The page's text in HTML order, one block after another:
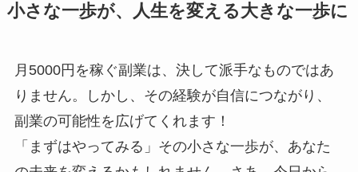
小さな一歩が、人生を変える大きな一歩に
月5000円を稼ぐ副業は、決して派手なものではあ
りません。しかし、その経験が自信につながり、
副業の可能性を広げてくれます！
「まずはやってみる」その小さな一歩が、あなた